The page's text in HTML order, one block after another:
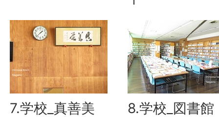
7.学校_真善美 8.学校_図書館